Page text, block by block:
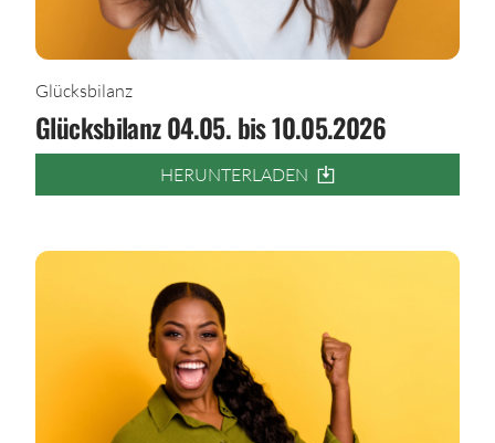
Glücksbilanz
Glücksbilanz 04.05. bis 10.05.2026
HERUNTERLADEN